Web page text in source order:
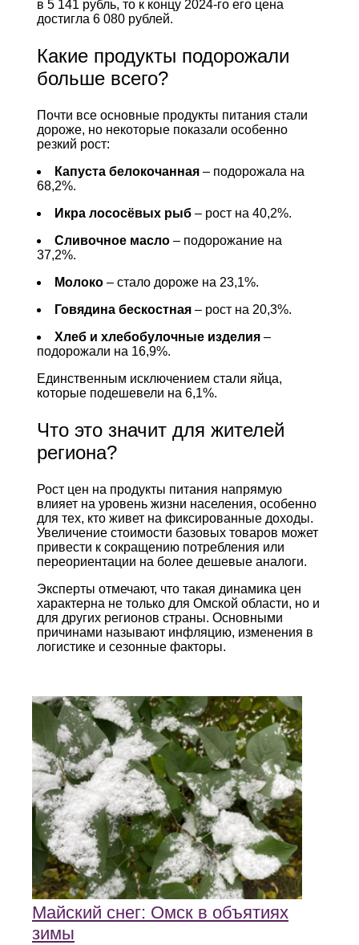
в 5 141 рубль, то к концу 2024-го его цена
достигла 6 080 рублей.
Какие продукты подорожали
больше всего?
Почти все основные продукты питания стали
дороже, но некоторые показали особенно
резкий рост:
Капуста белокочанная– подорожала на
68,2%.
Икра лососёвых рыб– рост на 40,2%.
Сливочное масло– подорожание на
37,2%.
Молоко– стало дороже на 23,1%.
Говядина бескостная– рост на 20,3%.
Хлеб и хлебобулочные изделия–
подорожали на 16,9%.
Единственным исключением стали яйца,
которые подешевели на 6,1%.
Что это значит для жителей
региона?
Рост цен на продукты питания напрямую
влияет на уровень жизни населения, особенно
для тех, кто живет на фиксированные доходы.
Увеличение стоимости базовых товаров может
привести к сокращению потребления или
переориентации на более дешевые аналоги.
Эксперты отмечают, что такая динамика цен
характерна не только для Омской области, но и
для других регионов страны. Основными
причинами называют инфляцию, изменения в
логистике и сезонные факторы.
Майский снег: Омск в объятиях
зимы